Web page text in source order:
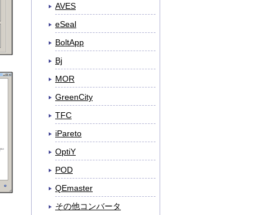
AVES
eSeal
BoltApp
Bj
MOR
GreenCity
TFC
iPareto
OptiY
POD
QEmaster
その他コンバータ